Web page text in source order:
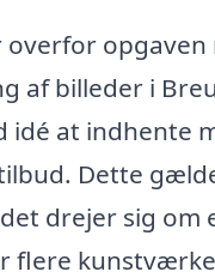
overfor opgaven
af billeder i
idé at indhente
Dette
drejer sig om
flere